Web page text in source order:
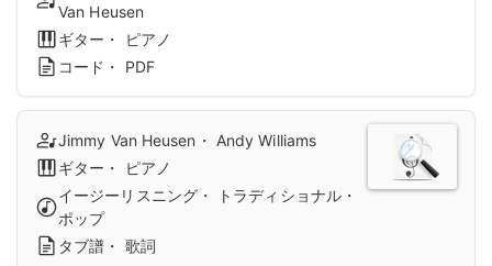
Van Heusen
ギター・ ピアノ
コード・ PDF
Jimmy Van Heusen・ Andy Williams
ギター・ ピアノ
イージーリスニング・ トラディショナル・
ポップ
タブ譜・ 歌詞